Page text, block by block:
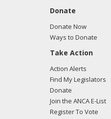
Donate
Donate Now
Ways to Donate
Take Action
Action Alerts
Find My Legislators
Donate
Join the ANCA E-List
Register To Vote